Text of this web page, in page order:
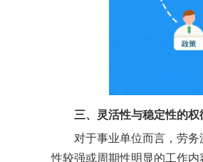
三、
灵活性与稳定性的权
对于事业单位而言，劳
性较强或周期性明显的工作